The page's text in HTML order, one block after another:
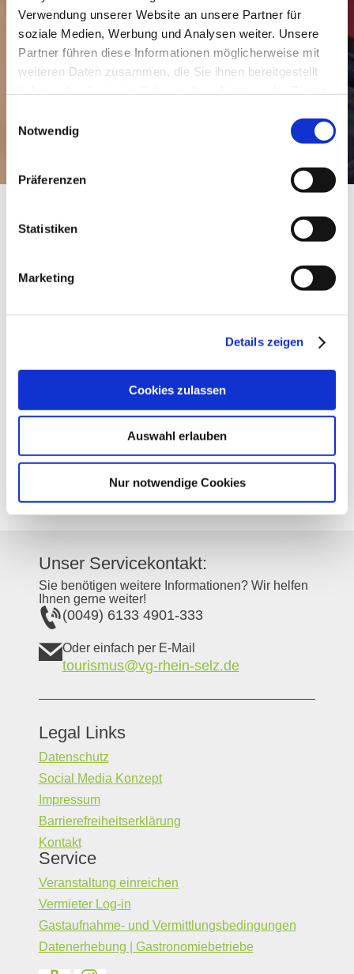
Verwendung unserer Website an unsere Partner für
soziale Medien, Werbung und Analysen weiter. Unsere
Partner führen diese Informationen möglicherweise mit
weiteren Daten zusammen, die Sie ihnen bereitgestellt
Notwendig
Präferenzen
Statistiken
Marketing
Details zeigen
Cookies zulassen
Auswahl erlauben
Nur notwendige Cookies
Weingut Schott
Kontaktinformationen:
Weingut Schott
Auf der Peterswiese 17
Stadecken-Elsheim
Tel:(0049) 6136 3600
E-Mail:weingut@weingut-schott.de
http://www.weingut-schott.de
Unser Servicekontakt:
Sie benötigen weitere Informationen? Wir helfen
Ihnen gerne weiter!
(0049) 6133 4901-333
Oder einfach per E-Mail
tourismus@vg-rhein-selz.de
Legal Links
Datenschutz
Social Media Konzept
Impressum
Barrierefreiheitserklärung
Kontakt
Service
Veranstaltung einreichen
Vermieter Log-in
Gastaufnahme- und Vermittlungsbedingungen
Datenerhebung | Gastronomiebetriebe